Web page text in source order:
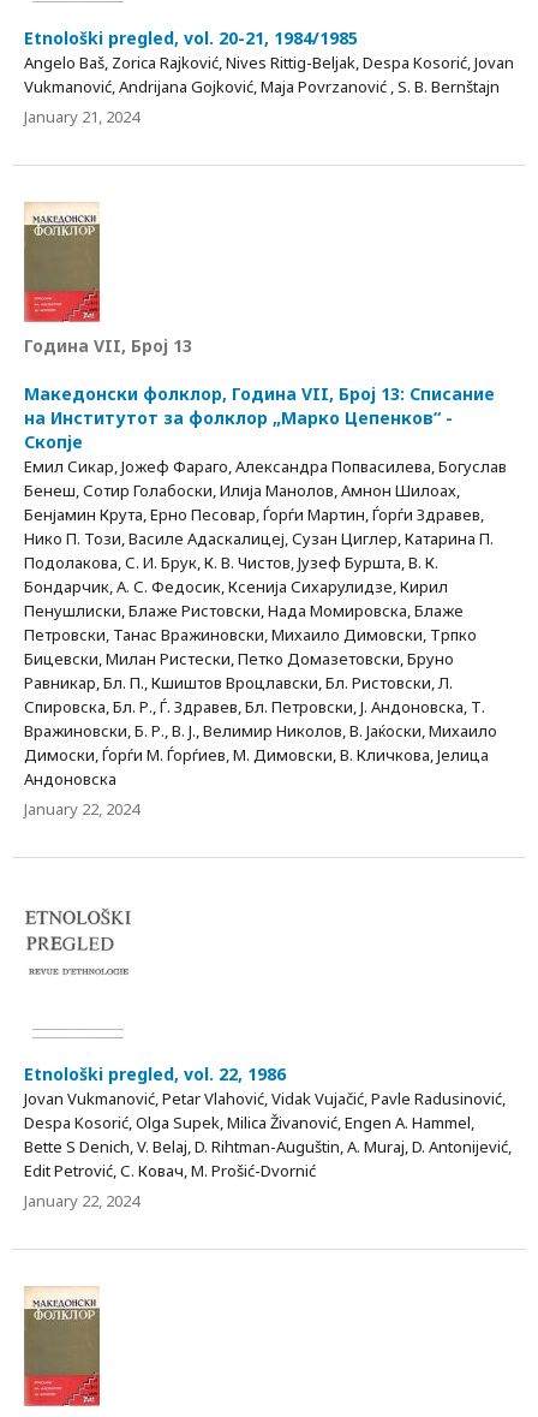
Etnološki pregled, vol. 20-21, 1984/1985
Angelo Baš, Zorica Rajković, Nives Rittig-Beljak, Despa Kosorić, Jovan
Vukmanović, Andrijana Gojković, Maja Povrzanović , S. В. Bernštajn
January 21, 2024
Година VII, Број 13
Македонски фолклор, Година VII, Број 13: Списание
на Институтот за фолклор „Марко Цепенков“ -
Скопје
Емил Сикар, Јожеф Фараго, Александра Попвасилева, Богуслав
Бенеш, Сотир Голабоски, Илија Манолов, Амнон Шилоах,
Бенјамин Крута, Ерно Песовар, Ѓорѓи Мартин, Ѓорѓи Здравев,
Нико П. Този, Василе Адаскалицеј, Сузан Циглер, Катарина П.
Подолакова, С. И. Брук, К. В. Чистов, Јузеф Буршта, В. К.
Бондарчик, А. С. Федосик, Ксенија Сихарулидзе, Кирил
Пенушлиски, Блаже Ристовски, Нада Момировска, Блаже
Петровски, Танас Вражиновски, Михаило Димовски, Трпко
Бицевски, Милан Ристески, Петко Домазетовски, Бруно
Равникар, Бл. П., Кшиштов Вроцлавски, Бл. Ристовски, Л.
Спировска, Бл. Р., Ѓ. Здравев, Бл. Петровски, Ј. Андоновска, Т.
Вражиновски, Б. Р., В. Ј., Велимир Николов, В. Јаќоски, Михаило
Димоски, Ѓорѓи М. Ѓорѓиев, М. Димовски, В. Кличкова, Јелица
Андоновска
January 22, 2024
Etnološki pregled, vol. 22, 1986
Jovan Vukmanović, Petar Vlahović, Vidak Vujačić, Pavle Radusinović,
Despa Kosorić, Olga Supek, Milica Živanović, Engen А. Hammel,
Bette S Denich, V. Belaj, D. Rihtman-Auguštin, A. Muraj, D. Antonijević,
Edit Petrović, С. Ковач, M. Prošić-Dvornić
January 22, 2024